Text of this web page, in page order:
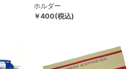
ホルダー
￥400(税込)